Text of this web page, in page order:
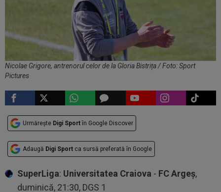
Nicolae Grigore, antrenorul celor de la Gloria Bistrița / Foto: Sport
Pictures
Urmărește Digi Sport în Google Discover
Adaugă Digi Sport ca sursă preferată în Google
SuperLiga: Universitatea Craiova - FC Argeș,
duminică, 21:30, DGS 1